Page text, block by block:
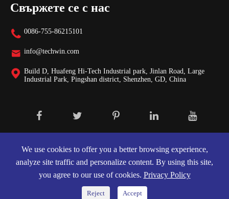
Свържете се с нас
 0086-755-86215101
 info@techwin.com
 Build D, Huafeng Hi-Tech Industrial park, Jinlan Road, Large
Industrial Park, Pingshan district, Shenzhen, GD, China
Ltd.Всички права запазени.
Карта на сайта |Декларация за поверителност
We use cookies to offer you a better browsing experience,
analyze site traffic and personalize content. By using this site,
you agree to our use of cookies. Privacy Policy
Reject Accept